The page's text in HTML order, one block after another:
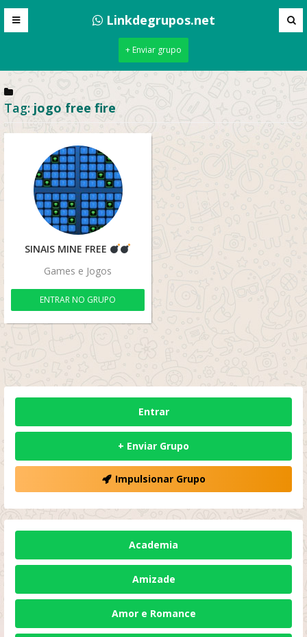
Linkdegrupos.net
+ Enviar grupo
Tag: jogo free fire
SINAIS MINE FREE
Games e Jogos
ENTRAR NO GRUPO
Entrar
+ Enviar Grupo
Impulsionar Grupo
Academia
Amizade
Amor e Romance